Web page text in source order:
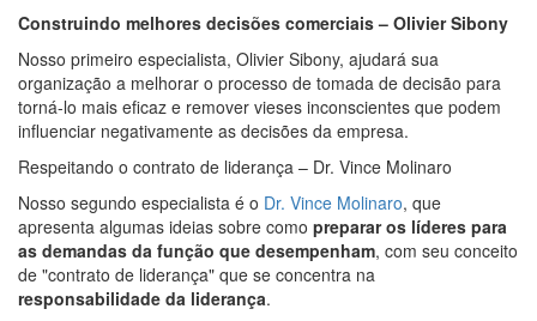
Construindo melhores decisões comerciais – Olivier Sibony
Nosso primeiro especialista, Olivier Sibony, ajudará sua
organização a melhorar o processo de tomada de decisão para
torná-lo mais eficaz e remover vieses inconscientes que podem
influenciar negativamente as decisões da empresa.
Respeitando o contrato de liderança – Dr. Vince Molinaro
Nosso segundo especialista é o Dr. Vince Molinaro, que
apresenta algumas ideias sobre como preparar os líderes para
as demandas da função que desempenham, com seu conceito
de "contrato de liderança" que se concentra na
responsabilidade da liderança.